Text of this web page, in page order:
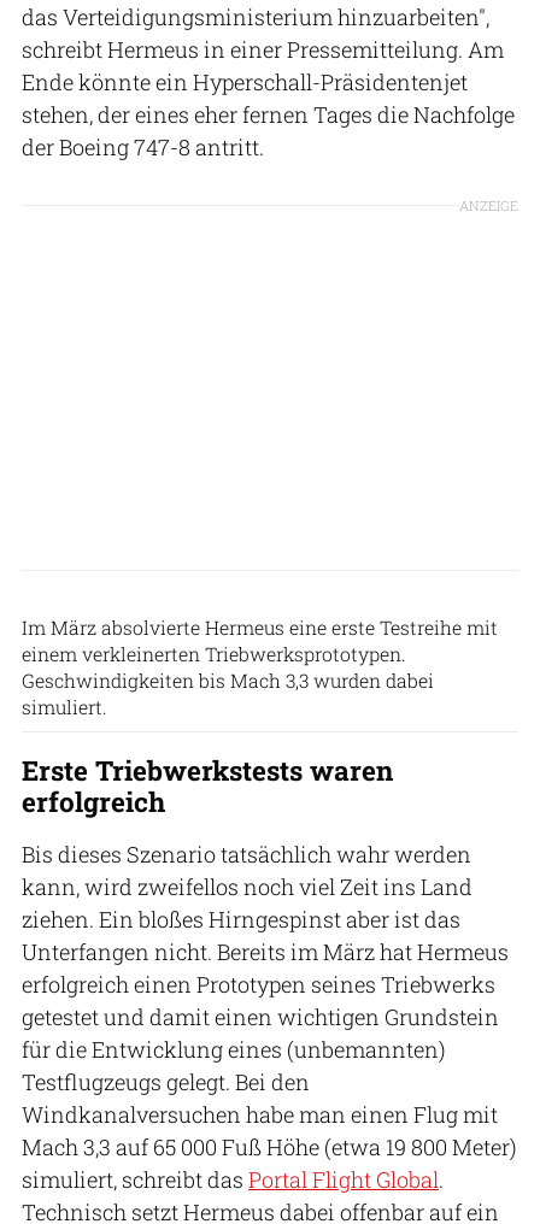
das Verteidigungsministerium hinzuarbeiten",
schreibt Hermeus in einer Pressemitteilung. Am
Ende könnte ein Hyperschall-Präsidentenjet
stehen, der eines eher fernen Tages die Nachfolge
der Boeing 747-8 antritt.
ANZEIGE
Im März absolvierte Hermeus eine erste Testreihe mit
einem verkleinerten Triebwerksprototypen.
Geschwindigkeiten bis Mach 3,3 wurden dabei
simuliert.
Erste Triebwerkstests waren
erfolgreich
Bis dieses Szenario tatsächlich wahr werden
kann, wird zweifellos noch viel Zeit ins Land
ziehen. Ein bloßes Hirngespinst aber ist das
Unterfangen nicht. Bereits im März hat Hermeus
erfolgreich einen Prototypen seines Triebwerks
getestet und damit einen wichtigen Grundstein
für die Entwicklung eines (unbemannten)
Testflugzeugs gelegt. Bei den
Windkanalversuchen habe man einen Flug mit
Mach 3,3 auf 65 000 Fuß Höhe (etwa 19 800 Meter)
simuliert, schreibt das Portal Flight Global.
Technisch setzt Hermeus dabei offenbar auf ein